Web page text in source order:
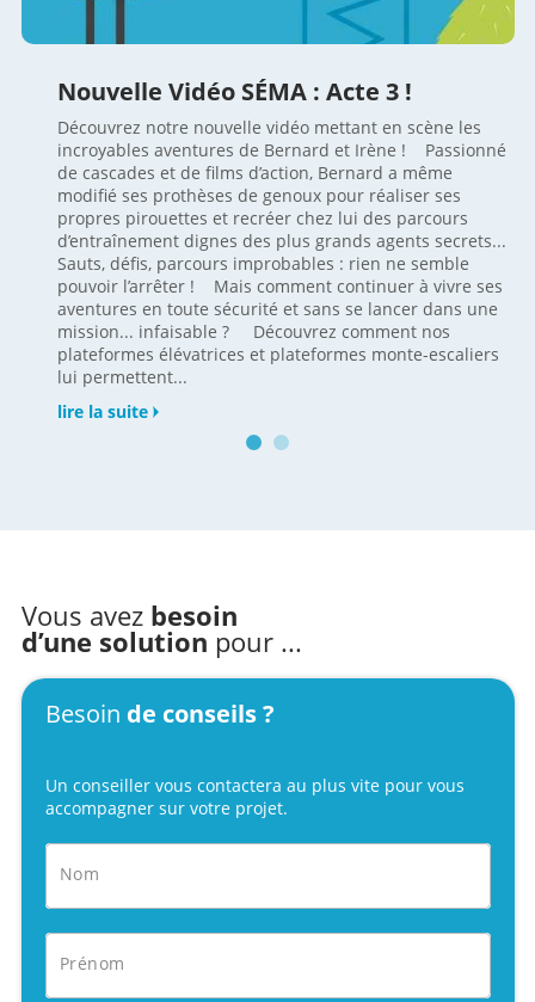
Nouvelle Vidéo SÉMA : Acte 3 !
Découvrez notre nouvelle vidéo mettant en scène les
incroyables aventures de Bernard et Irène ! Passionné
de cascades et de films d’action, Bernard a même
modifié ses prothèses de genoux pour réaliser ses
propres pirouettes et recréer chez lui des parcours
d’entraînement dignes des plus grands agents secrets...
Sauts, défis, parcours improbables : rien ne semble
pouvoir l’arrêter ! Mais comment continuer à vivre ses
aventures en toute sécurité et sans se lancer dans une
mission... infaisable ? Découvrez comment nos
plateformes élévatrices et plateformes monte-escaliers
lui permettent...
lire la suite
Vous avez besoin
d’une solution pour ...
Besoin de conseils ?
Un conseiller vous contactera au plus vite pour vous
accompagner sur votre projet.
Nom
Prénom